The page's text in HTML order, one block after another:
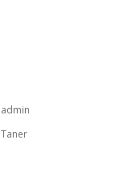
admin
Taner